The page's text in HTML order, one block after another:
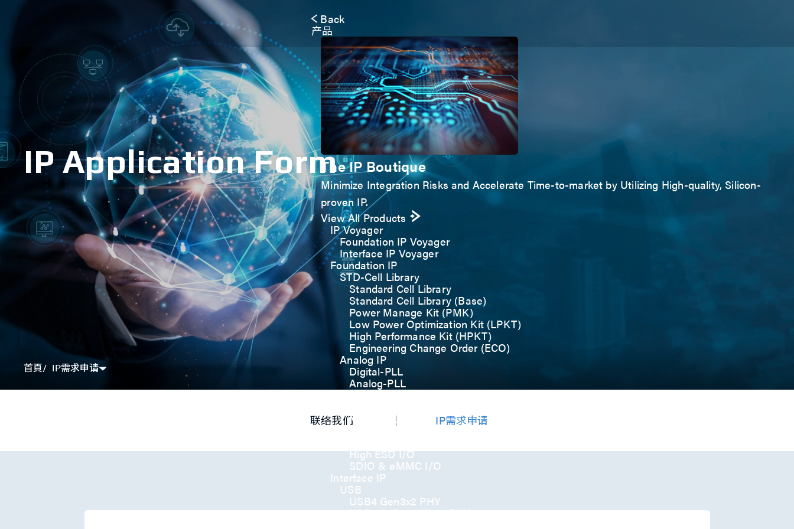
Back
产品
The IP Boutique
Minimize Integration Risks and Accelerate Time-to-market by Utilizing High-quality, Silicon-
proven IP.
View All Products
IP Voyager
Foundation IP Voyager
Interface IP Voyager
Foundation IP
STD-Cell Library
Standard Cell Library
Standard Cell Library (Base)
Power Manage Kit (PMK)
Low Power Optimization Kit (LPKT)
High Performance Kit (HPKT)
Engineering Change Order (ECO)
Analog IP
Digital-PLL
Analog-PLL
ADC / Temp. Sensor
Memory Compiler
I/O
High ESD I/O
SDIO & eMMC I/O
Interface IP
USB
USB4 Gen3x2 PHY
USB 3.2 Gen2/Gen1 PHY
IP Application Form
首頁 IP需求申请
联络我们 IP需求申请